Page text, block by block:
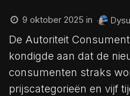
9 oktober 2025 in
De Autoriteit
kondigde aan dat de
consumenten straks
prijscategorieën en vijf